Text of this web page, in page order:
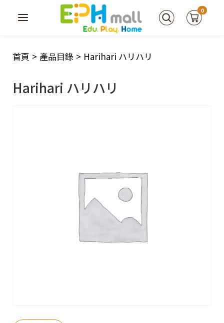
0
首頁 > 產品目錄 > Harihari ハリハリ
Harihari ハリハリ